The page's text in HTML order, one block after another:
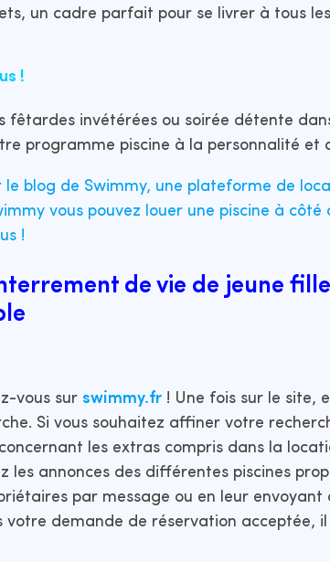
un cadre parfait pour se livrer à tous
!
fêtardes invétérées ou soirée détente
programme piscine à la personnalité et
le blog de Swimmy, une plateforme de
vous pouvez louer une piscine à côté
!
de vie de jeune
vous sur swimmy.fr ! Une fois sur le site,
Si vous souhaitez affiner votre
les extras compris dans la
les annonces des différentes piscines
par message ou en leur
demande de réservation acceptée, il